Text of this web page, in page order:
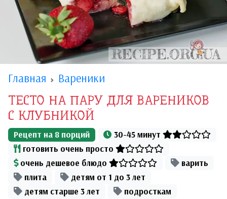
Главная Вареники
ТЕСТО НА ПАРУ ДЛЯ ВАРЕНИКОВ
С КЛУБНИКОЙ
Рецепт на 8порций
30-45 минут
готовить очень просто
очень дешевое блюдо
варить
плита
детям от 1 до 3 лет
детям старше 3 лет
подросткам